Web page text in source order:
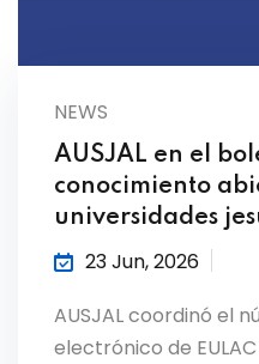
NEWS
AUSJAL en el
conocimiento
universidades
23 Jun, 2026
AUSJAL coordinó el
electrónico de